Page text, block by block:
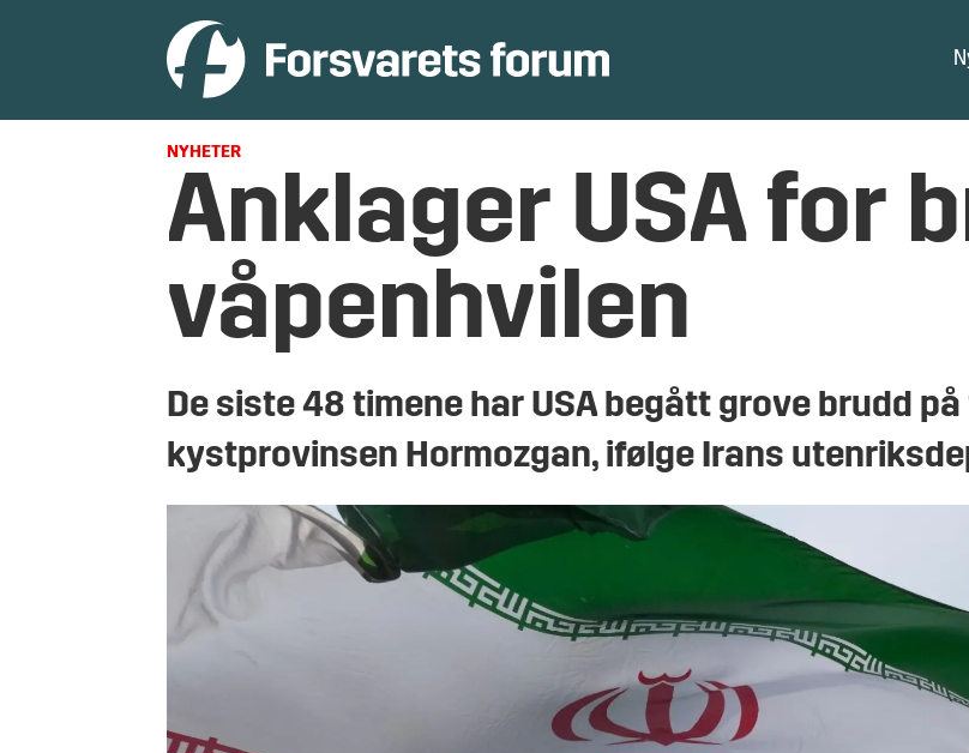
NYHETER
Anklager USA for
våpenhvilen
De siste 48 timene har USA begått grove brudd
kystprovinsen Hormozgan, ifølge Irans